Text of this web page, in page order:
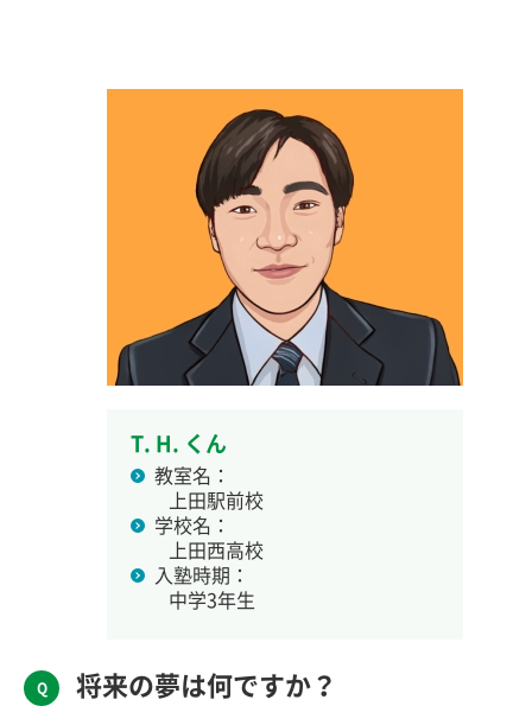
T. H. くん
教室名：
上田駅前校
学校名：
上田西高校
入塾時期：
中学3年生
将来の夢は何ですか？